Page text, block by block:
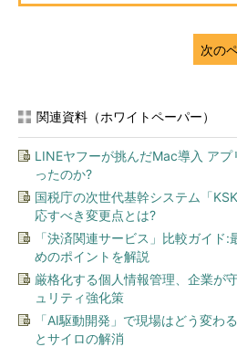
知ってそうで知らない！？ プロジ
項）
そもそもわれわれが参加するプロジ
のでしょうか？
PMBOKガイドには、「プロジェク
ト、サービス、所産を創造するため
ある」と定義されています。ポイン
と「有期性の」という部分です。プ
在したことのない成果物を創造する
次の
関連資料（ホワイトペーパー）
LINEヤフーが挑んだMac導入 ア
ったのか?
国税庁の次世代基幹システム「
応すべき変更点とは?
「決済関連サービス」比較ガイド
めのポイントを解説
厳格化する個人情報管理、企業が
ュリティ強化策
「AI駆動開発」で現場はどう変わ
とサイロの解消